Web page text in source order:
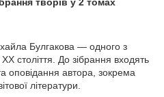
Булгакова — одного з
століття. До зібрання входять
оповідання автора, зокрема
літератури.